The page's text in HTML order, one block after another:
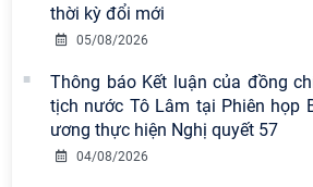
thời kỳ đổi mới
05/08/2026
Thông báo Kết luận của đồng
tịch nước Tô Lâm tại Phiên họp
ương thực hiện Nghị quyết 57
04/08/2026
gian phát triển Việt Nam trong kỷ
nguyên mới: Định hướng chiến lược
vào thứ ba, ngày 28/7/2026
Tọa đàm Giao lưu chuyên đề về
những kinh nghiệm quan trọng của